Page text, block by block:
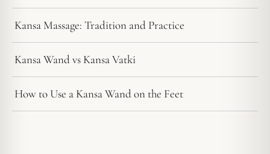
Kansa Massage: Tradition and Practice
Kansa Wand vs Kansa Vatki
How to Use a Kansa Wand on the Feet